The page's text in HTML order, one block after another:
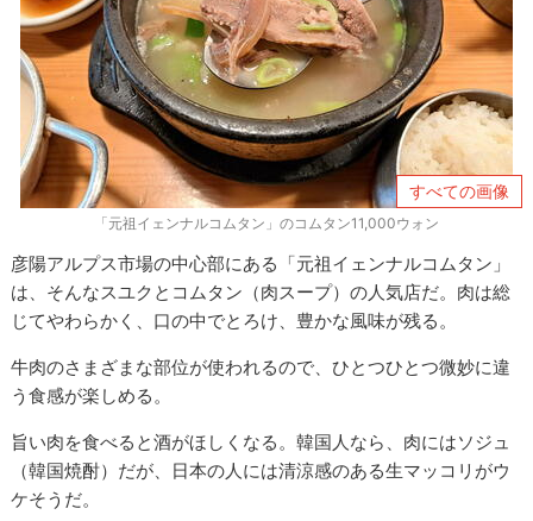
すべての画像
「元祖イェンナルコムタン」のコムタン11,000ウォン
彦陽アルプス市場の中心部にある「元祖イェンナルコムタン」
は、そんなスユクとコムタン（肉スープ）の人気店だ。肉は総
じてやわらかく、口の中でとろけ、豊かな風味が残る。
牛肉のさまざまな部位が使われるので、ひとつひとつ微妙に違
う食感が楽しめる。
旨い肉を食べると酒がほしくなる。韓国人なら、肉にはソジュ
（韓国焼酎）だが、日本の人には清涼感のある生マッコリがウ
ケそうだ。